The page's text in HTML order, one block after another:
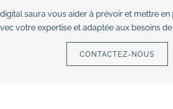
saura vous aider à prévoir et mettre
votre expertise et adaptée aux besoins
CONTACTEZ-NOUS